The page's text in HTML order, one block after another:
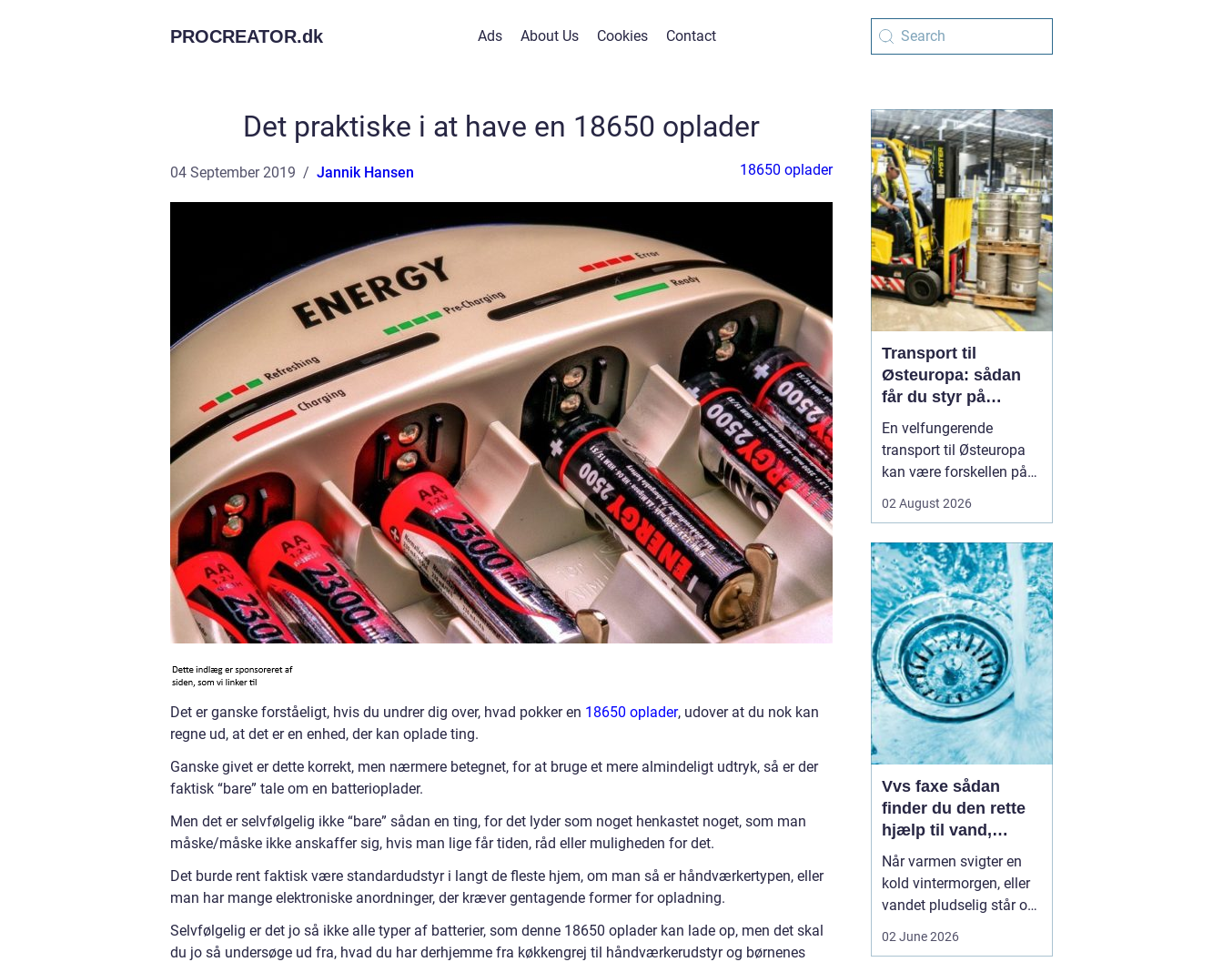
PROCREATOR.dk Ads About Us Cookies Contact
Det praktiske i at have en 18650 oplader
04 September 2019 Jannik Hansen 18650 oplader
Det er ganske forståeligt, hvis du undrer dig over, hvad pokker en 18650 oplader, udover at du nok kan
regne ud, at det er en enhed, der kan oplade ting.
Ganske givet er dette korrekt, men nærmere betegnet, for at bruge et mere almindeligt udtryk, så er der
faktisk “bare” tale om en batterioplader.
Men det er selvfølgelig ikke “bare” sådan en ting, for det lyder som noget henkastet noget, som man
måske/måske ikke anskaffer sig, hvis man lige får tiden, råd eller muligheden for det.
Det burde rent faktisk være standardudstyr i langt de fleste hjem, om man så er håndværkertypen, eller
man har mange elektroniske anordninger, der kræver gentagende former for opladning.
Selvfølgelig er det jo så ikke alle typer af batterier, som denne 18650 oplader kan lade op, men det skal
du jo så undersøge ud fra, hvad du har derhjemme fra køkkengrej til håndværkerudstyr og børnenes
Transport til
Østeuropa: sådan
får du styr på
logistikken
En velfungerende
transport til Østeuropa
kan være forskellen på
dyre forsinkelser. Mange
mod Baltikum, Ukraine
og resten af regionen for
at finde nye kunder og
leverandører. Men v...
02 August 2026
Vvs faxe sådan
finder du den rette
hjælp til vand,
varme og sanitet
Når varmen svigter en
kold vintermorgen, eller
vandet pludselig står op
02 June 2026